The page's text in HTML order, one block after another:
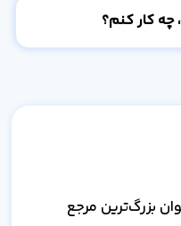
چه کار کنم؟
بزرگ‌ترین مرجع